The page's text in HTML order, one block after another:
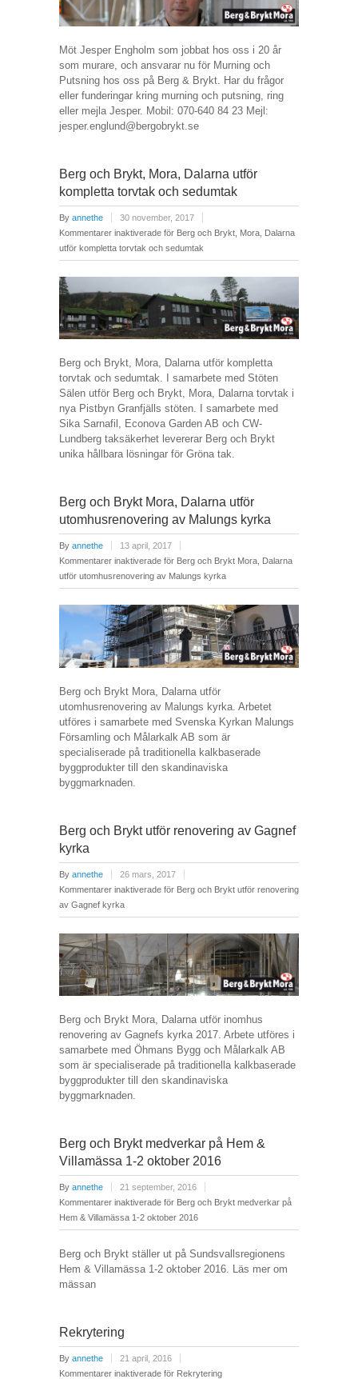
Möt Jesper Engholm som jobbat hos oss i 20 år
som murare, och ansvarar nu för Murning och
Putsning hos oss på Berg & Brykt. Har du frågor
eller funderingar kring murning och putsning, ring
eller mejla Jesper. Mobil: 070-640 84 23 Mejl:
jesper.englund@bergobrykt.se
Berg och Brykt, Mora, Dalarna utför
kompletta torvtak och sedumtak
By annethe
30 november, 2017
Kommentarer inaktiverade för Berg och Brykt, Mora, Dalarna
utför kompletta torvtak och sedumtak
Berg och Brykt, Mora, Dalarna utför kompletta
torvtak och sedumtak. I samarbete med Stöten
Sälen utför Berg och Brykt, Mora, Dalarna torvtak i
nya Pistbyn Granfjälls stöten. I samarbete med
Sika Sarnafil, Econova Garden AB och CW-
Lundberg taksäkerhet levererar Berg och Brykt
unika hållbara lösningar för Gröna tak.
Berg och Brykt Mora, Dalarna utför
utomhusrenovering av Malungs kyrka
By annethe
13 april, 2017
Kommentarer inaktiverade för Berg och Brykt Mora, Dalarna
utför utomhusrenovering av Malungs kyrka
Berg och Brykt Mora, Dalarna utför
utomhusrenovering av Malungs kyrka. Arbetet
utföres i samarbete med Svenska Kyrkan Malungs
Församling och Målarkalk AB som är
specialiserade på traditionella kalkbaserade
byggprodukter till den skandinaviska
byggmarknaden.
Berg och Brykt utför renovering av Gagnef
kyrka
By annethe
26 mars, 2017
Kommentarer inaktiverade för Berg och Brykt utför renovering
av Gagnef kyrka
Berg och Brykt Mora, Dalarna utför inomhus
renovering av Gagnefs kyrka 2017. Arbete utföres i
samarbete med Öhmans Bygg och Målarkalk AB
som är specialiserade på traditionella kalkbaserade
byggprodukter till den skandinaviska
byggmarknaden.
Berg och Brykt medverkar på Hem &
Villamässa 1-2 oktober 2016
By annethe
21 september, 2016
Kommentarer inaktiverade för Berg och Brykt medverkar på
Hem & Villamässa 1-2 oktober 2016
Berg och Brykt ställer ut på Sundsvallsregionens
Hem & Villamässa 1-2 oktober 2016. Läs mer om
mässan
Rekrytering
By annethe
21 april, 2016
Kommentarer inaktiverade för Rekrytering